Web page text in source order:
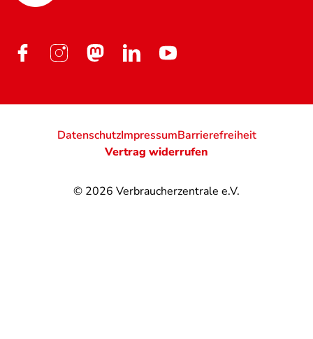
© 2026 Verbraucherzentrale e.V.
DatenschutzImpressumBarrierefreiheit
Vertrag widerrufen